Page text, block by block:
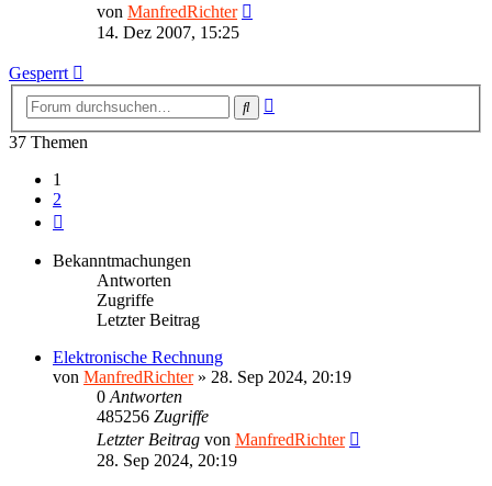
von ManfredRichter
14. Dez 2007, 15:25
Gesperrt
Suche
37 Themen
1
2
Bekanntmachungen
Antworten
Zugriffe
Letzter Beitrag
Elektronische Rechnung
von ManfredRichter» 28. Sep 2024, 20:19
0 Antworten
485256 Zugriffe
Letzter Beitrag von ManfredRichter
28. Sep 2024, 20:19